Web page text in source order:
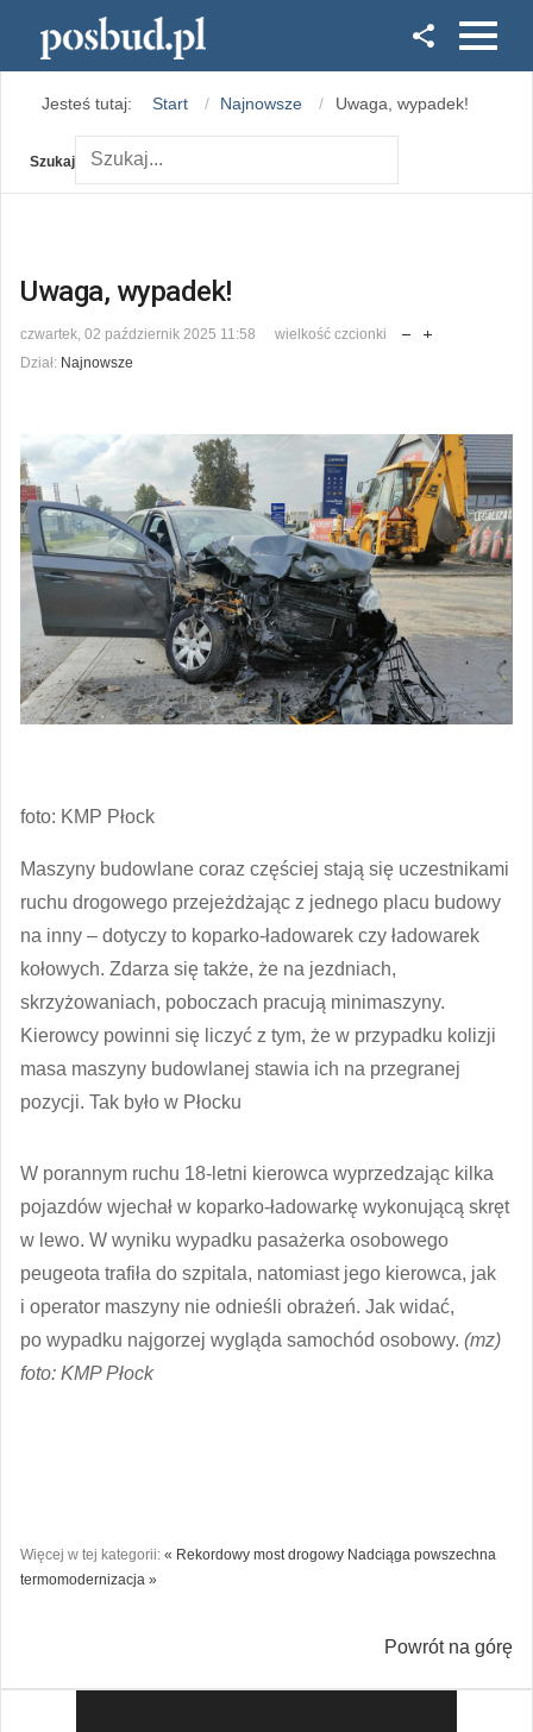
Instagram
Jesteś tutaj: Start Najnowsze Uwaga, wypadek!
Szukaj
Uwaga, wypadek!
czwartek, 02 październik 2025 11:58
wielkość czcionki
Dział: Najnowsze
foto: KMP Płock
Maszyny budowlane coraz częściej stają się uczestnikami
ruchu drogowego przejeżdżając z jednego placu budowy
na inny – dotyczy to koparko-ładowarek czy ładowarek
kołowych. Zdarza się także, że na jezdniach,
skrzyżowaniach, poboczach pracują minimaszyny.
Kierowcy powinni się liczyć z tym, że w przypadku kolizji
masa maszyny budowlanej stawia ich na przegranej
pozycji. Tak było w Płocku
W porannym ruchu 18-letni kierowca wyprzedzając kilka
pojazdów wjechał w koparko-ładowarkę wykonującą skręt
w lewo. W wyniku wypadku pasażerka osobowego
peugeota trafiła do szpitala, natomiast jego kierowca, jak
i operator maszyny nie odnieśli obrażeń. Jak widać,
po wypadku najgorzej wygląda samochód osobowy. (mz)
foto: KMP Płock
Więcej w tej kategorii: « Rekordowy most drogowy Nadciąga powszechna
termomodernizacja »
Powrót na górę